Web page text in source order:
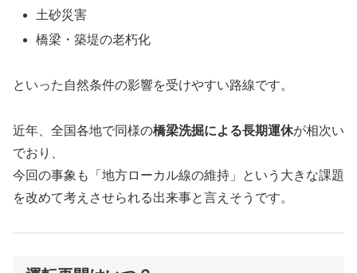
土砂災害
橋梁・築堤の老朽化
といった自然条件の影響を受けやすい路線です。
近年、全国各地で同様の橋梁洗掘による長期運休が相次い
でおり、
今回の事象も「地方ローカル線の維持」という大きな課題
を改めて考えさせられる出来事と言えそうです。